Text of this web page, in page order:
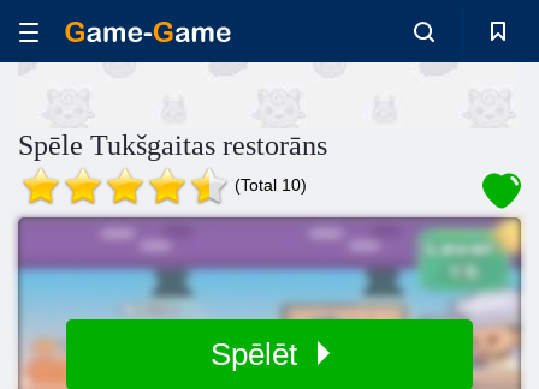
Spēle Tukšgaitas restorāns
(Total 10)
Spēlēt